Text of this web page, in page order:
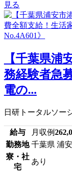
見る
【千葉県浦
務経験者急
電の...
日研トータルソー
給与 月収例
勤務地 千葉県 浦
寮・社
宅
あり